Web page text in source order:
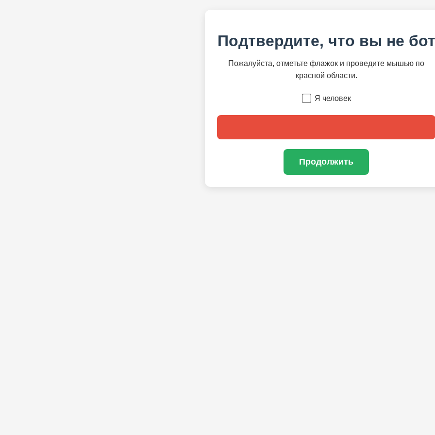
Подтвердите, что вы не бот
Пожалуйста, отметьте флажок и проведите мышью по
красной области.
Я человек
Продолжить